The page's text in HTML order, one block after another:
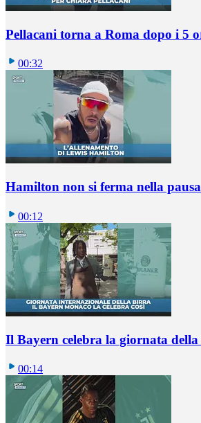
Pellacani torna a Roma dopo i 5
00:32
Hamilton non si ferma nella
00:12
Il Bayern celebra la giornata
00:14